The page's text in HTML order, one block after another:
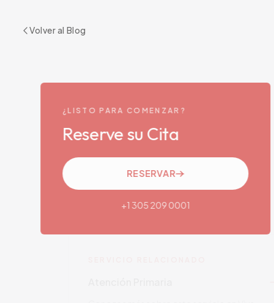
Volver al Blog
¿LISTO PARA COMENZAR?
Reserve su Cita
RESERVAR
+1 305 209 0001